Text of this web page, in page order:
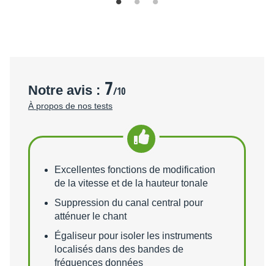
Notre avis : 7/10
À propos de nos tests
Points forts
Excellentes fonctions de modification
de la vitesse et de la hauteur tonale
Suppression du canal central pour
atténuer le chant
Égaliseur pour isoler les instruments
localisés dans des bandes de
fréquences données